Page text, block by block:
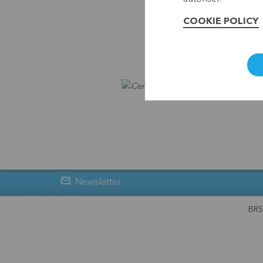
Newsletter
BRS
COOKIE POLICY